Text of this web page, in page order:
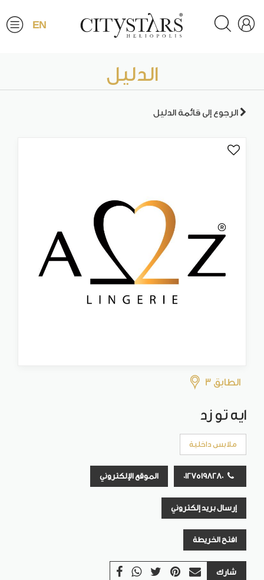
EN
الدليل
الرجوع إلى قائمة الدليل
الطابق 3
ايه تو زد
ملابس داخلية
الموقع الإلكتروني
إرسال بريد إلكتروني
افتح الخريطة
شارك